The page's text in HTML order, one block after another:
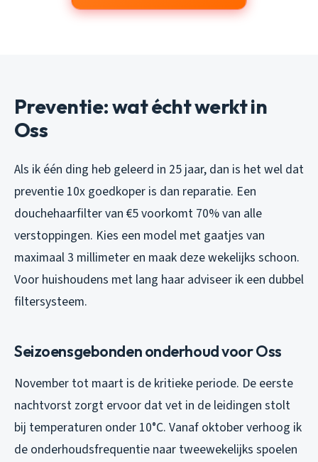
Preventie: wat écht werkt in
Oss
Als ik één ding heb geleerd in 25 jaar, dan is het wel dat
preventie 10x goedkoper is dan reparatie. Een
douchehaarfilter van €5 voorkomt 70% van alle
verstoppingen. Kies een model met gaatjes van
maximaal 3 millimeter en maak deze wekelijks schoon.
Voor huishoudens met lang haar adviseer ik een dubbel
filtersysteem.
Seizoensgebonden onderhoud voor Oss
November tot maart is de kritieke periode. De eerste
nachtvorst zorgt ervoor dat vet in de leidingen stolt
bij temperaturen onder 10°C. Vanaf oktober verhoog ik
de onderhoudsfrequentie naar tweewekelijks spoelen